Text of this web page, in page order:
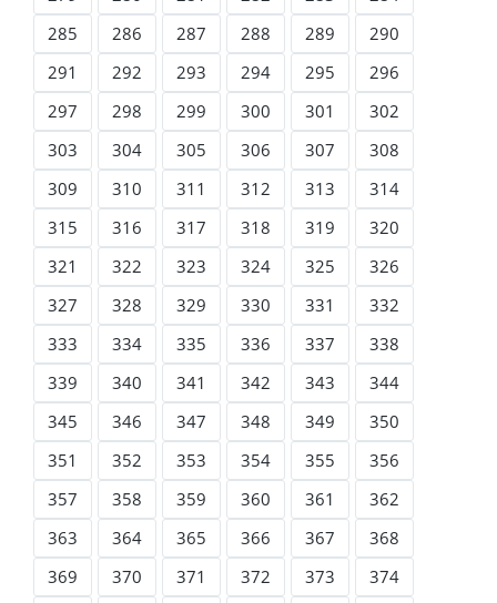
285
286 287 288 289
290
291
292 293 294 295
296
297
298 299 300 301
302
303
304 305 306 307
308
309
310 311 312 313
314
315
316 317 318 319
320
321
322 323 324 325
326
327
328 329 330 331
332
333
334 335 336 337
338
339
340 341 342 343
344
345
346 347 348 349
350
351
352 353 354 355
356
357
358 359 360 361
362
363
364 365 366 367
368
369
370 371 372 373 374